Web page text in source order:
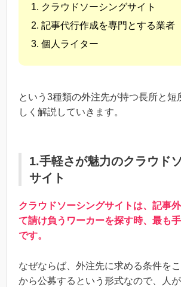
クラウドソーシングサイト
記事代行作成を専門とする業者
個人ライター
という3種類の外注先が持つ長所と短
しく解説していきます。
1.手軽さが魅力のクラウド
サイト
クラウドソーシングサイトは、記事
て請け負うワーカーを探す時、最も
です。
なぜならば、外注先に求める条件を
から公募するという形式なので、人